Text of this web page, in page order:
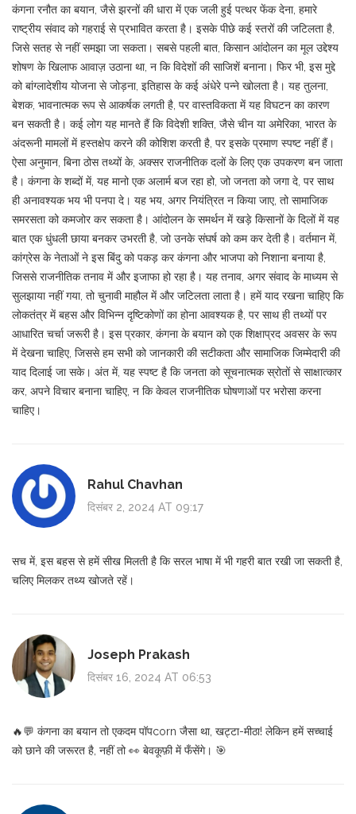
कंगना रनौत का बयान, जैसे झरनों की धारा में एक जली हुई पत्थर फेंक देना, हमारे
राष्ट्रीय संवाद को गहराई से प्रभावित करता है। इसके पीछे कई स्तरों की जटिलता है,
जिसे सतह से नहीं समझा जा सकता। सबसे पहली बात, किसान आंदोलन का मूल उद्देश्य
शोषण के खिलाफ आवाज़ उठाना था, न कि विदेशों की साजिशें बनाना। फिर भी, इस मुद्दे
को बांग्लादेशीय योजना से जोड़ना, इतिहास के कई अंधेरे पन्ने खोलता है। यह तुलना,
बेशक, भावनात्मक रूप से आकर्षक लगती है, पर वास्तविकता में यह विघटन का कारण
बन सकती है। कई लोग यह मानते हैं कि विदेशी शक्ति, जैसे चीन या अमेरिका, भारत के
अंदरूनी मामलों में हस्तक्षेप करने की कोशिश करती है, पर इसके प्रमाण स्पष्ट नहीं हैं।
ऐसा अनुमान, बिना ठोस तथ्यों के, अक्सर राजनीतिक दलों के लिए एक उपकरण बन जाता
है। कंगना के शब्दों में, यह मानो एक अलार्म बज रहा हो, जो जनता को जगा दे, पर साथ
ही अनावश्यक भय भी पनपा दे। यह भय, अगर नियंत्रित न किया जाए, तो सामाजिक
समरसता को कमजोर कर सकता है। आंदोलन के समर्थन में खड़े किसानों के दिलों में यह
बात एक धुंधली छाया बनकर उभरती है, जो उनके संघर्ष को कम कर देती है। वर्तमान में,
कांग्रेस के नेताओं ने इस बिंदु को पकड़ कर कंगना और भाजपा को निशाना बनाया है,
जिससे राजनीतिक तनाव में और इजाफा हो रहा है। यह तनाव, अगर संवाद के माध्यम से
सुलझाया नहीं गया, तो चुनावी माहौल में और जटिलता लाता है। हमें याद रखना चाहिए कि
लोकतंत्र में बहस और विभिन्न दृष्टिकोणों का होना आवश्यक है, पर साथ ही तथ्यों पर
आधारित चर्चा जरूरी है। इस प्रकार, कंगना के बयान को एक शिक्षाप्रद अवसर के रूप
में देखना चाहिए, जिससे हम सभी को जानकारी की सटीकता और सामाजिक जिम्मेदारी की
याद दिलाई जा सके। अंत में, यह स्पष्ट है कि जनता को सूचनात्मक स्रोतों से साक्षात्कार
कर, अपने विचार बनाना चाहिए, न कि केवल राजनीतिक घोषणाओं पर भरोसा करना
चाहिए।
Rahul Chavhan
दिसंबर 2, 2024 AT 09:17
सच में, इस बहस से हमें सीख मिलती है कि सरल भाषा में भी गहरी बात रखी जा सकती है,
चलिए मिलकर तथ्य खोजते रहें।
Joseph Prakash
दिसंबर 16, 2024 AT 06:53
🔥💬 कंगना का बयान तो एकदम पॉपcorn जैसा था, खट्टा-मीठा! लेकिन हमें सच्चाई
को छाने की जरूरत है, नहीं तो 👀 बेवकूफ़ी में फँसेंगे। 🎯